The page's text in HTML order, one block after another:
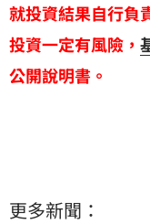
就投資結果自行負
投資一定有風險，
公開說明書。
更多新聞：